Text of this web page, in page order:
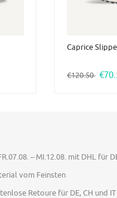
Caprice
€120.50
– MI.12.08. mit DHL für
vom Feinsten
Retoure für DE, CH und IT